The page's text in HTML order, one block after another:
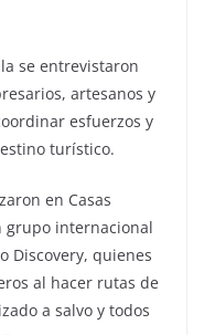
se entrevistaron
artesanos y
esfuerzos y
turístico.
en Casas
grupo internacional
Discovery, quienes
al hacer rutas de
a salvo y todos